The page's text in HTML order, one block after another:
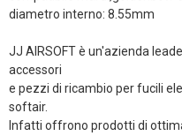
diametro interno: 8.55mm
JJ AIRSOFT è un'azienda
accessori
e pezzi di ricambio per fucili
softair.
Infatti offrono prodotti di